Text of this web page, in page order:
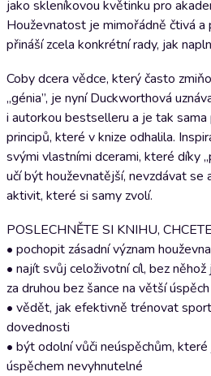
jako skleníkovou květinku pro
Houževnatost je mimořádně čtivá a
přináší zcela konkrétní rady, jak
Coby dcera vědce, který často
„génia”, je nyní Duckworthová
i autorkou bestselleru a je tak
principů, které v knize odhalila.
svými vlastními dcerami, které díky
učí být houževnatější, nevzdávat se
aktivit, které si samy zvolí.
POSLECHNĚTE SI KNIHU,
• pochopit zásadní význam
• najít svůj celoživotní cíl, bez
za druhou bez šance na větší úspěch
• vědět, jak efektivně trénovat
dovednosti
• být odolní vůči neúspěchům,
úspěchem nevyhnutelné